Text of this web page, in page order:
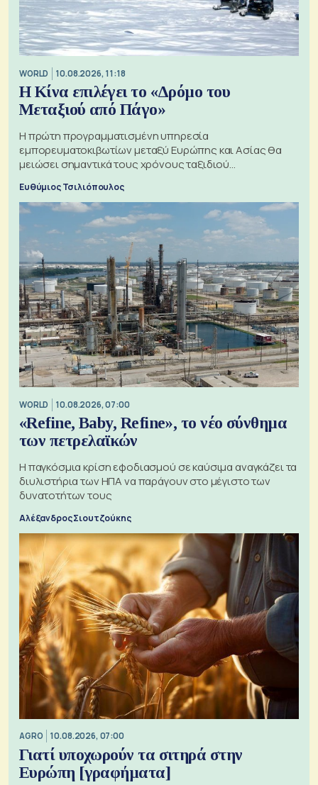
WORLD 10.08.2026, 11:18
Η Κίνα επιλέγει το «Δρόμο του
Μεταξιού από Πάγο»
Η πρώτη προγραμματισμένη υπηρεσία
εμπορευματοκιβωτίων μεταξύ Ευρώπης και Ασίας θα
μειώσει σημαντικά τους χρόνους ταξιδιού
χρησιμοποιώντας την Αρκτική ως πλωτή οδό
Ευθύμιος Τσιλιόπουλος
WORLD 10.08.2026, 07:00
«Refine, Baby, Refine», το νέο σύνθημα
των πετρελαϊκών
Η παγκόσμια κρίση εφοδιασμού σε καύσιμα αναγκάζει τα
διυλιστήρια των ΗΠΑ να παράγουν στο μέγιστο των
δυνατοτήτων τους
Αλέξανδρος Σιουτζούκης
AGRO 10.08.2026, 07:00
Γιατί υποχωρούν τα σιτηρά στην
Ευρώπη [γραφήματα]